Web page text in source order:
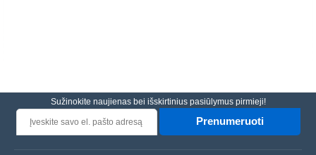
Sužinokite naujienas bei išskirtinius pasiūlymus pirmieji!
Prenumeruoti